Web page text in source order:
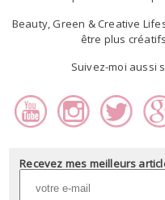
Beauty, Green & Creative
être plus
Suivez-moi aussi
Recevez mes meilleurs